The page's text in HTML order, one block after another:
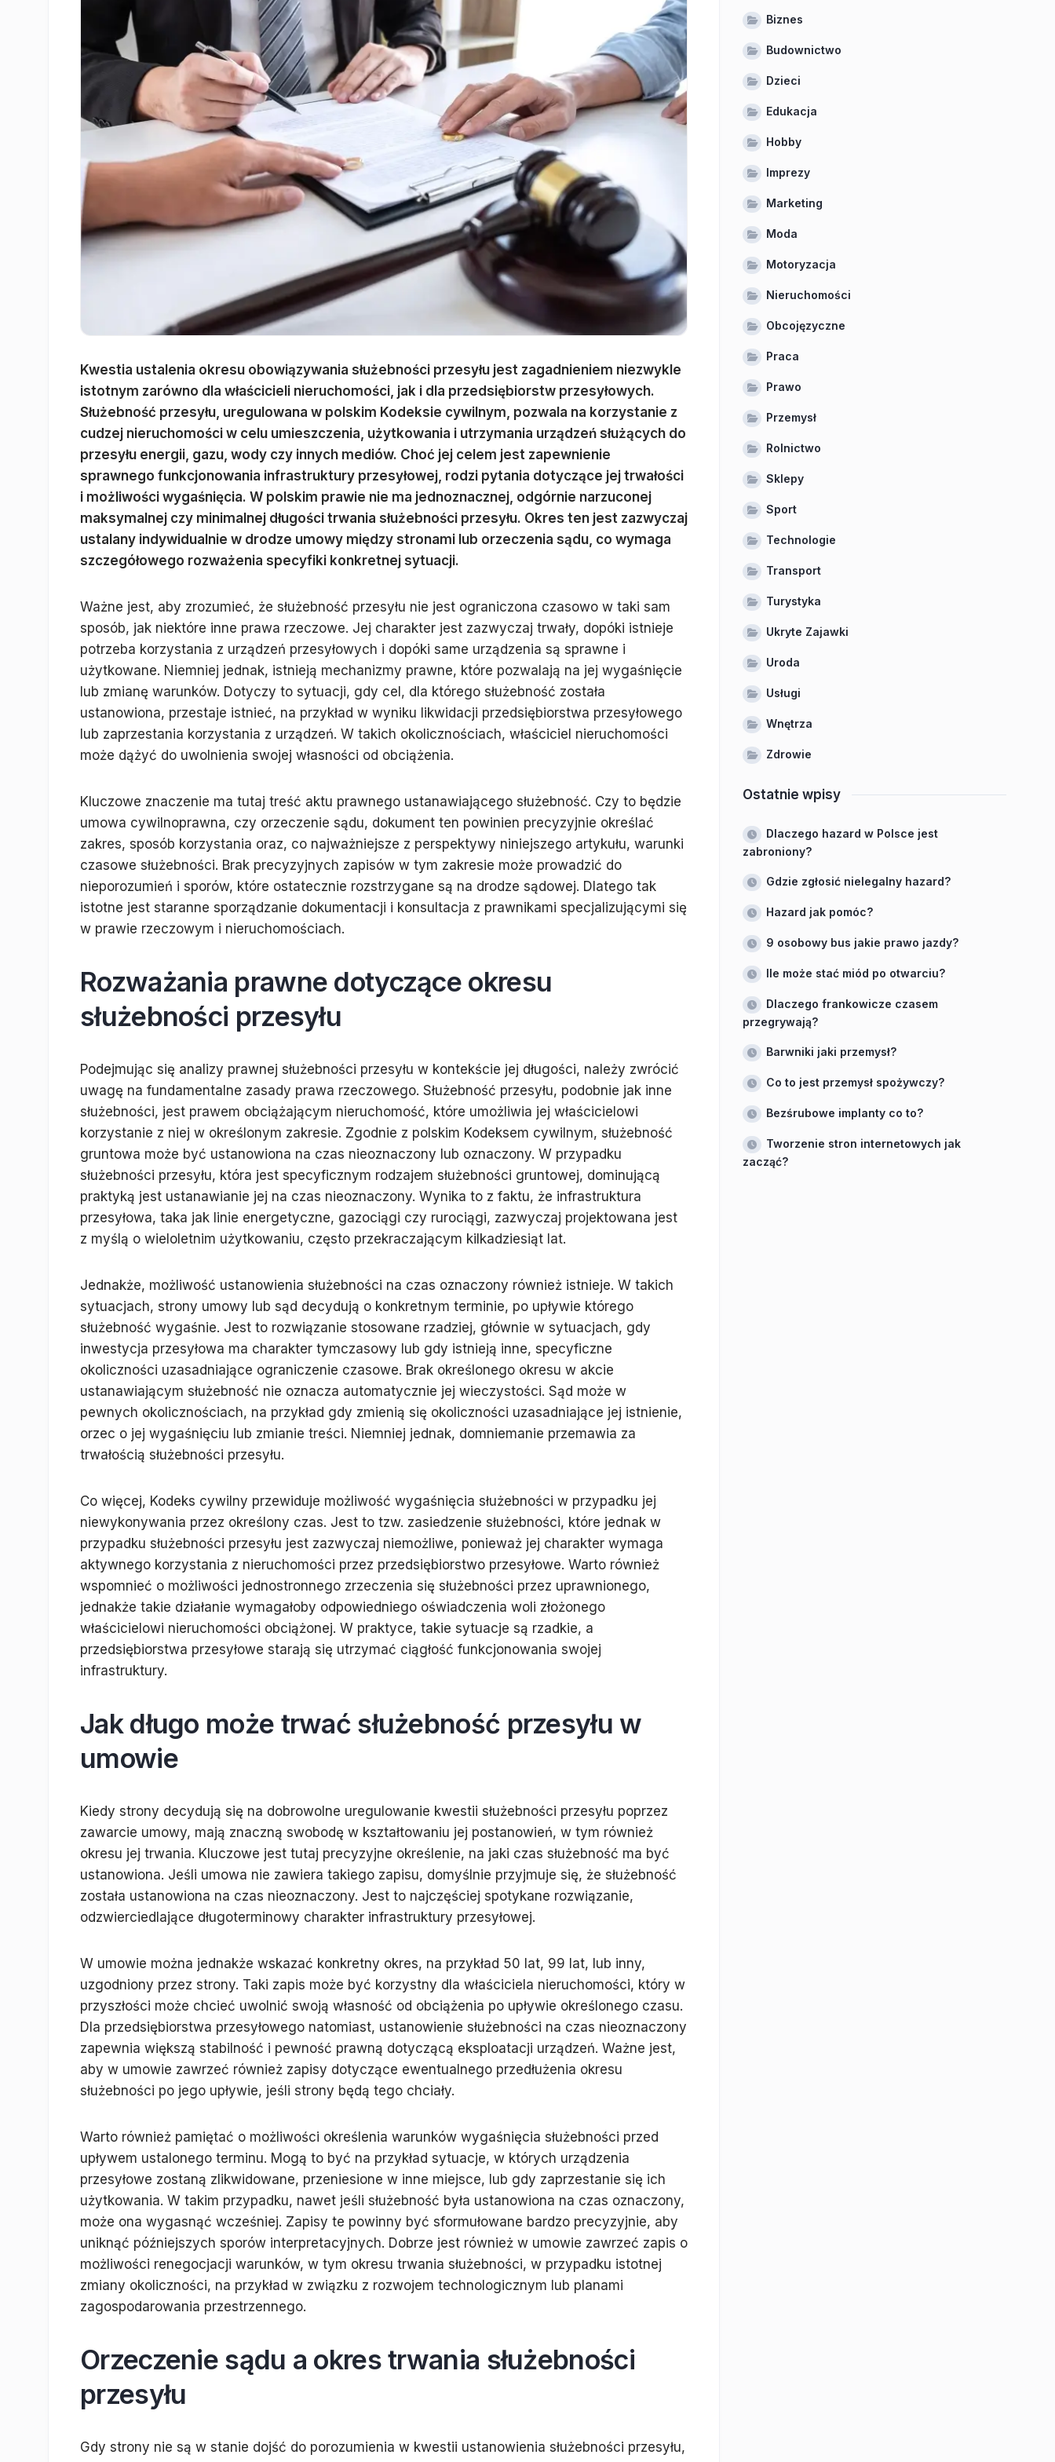
Kwestia ustalenia okresu obowiązywania służebności przesyłu jest zagadnieniem niezwykle
istotnym zarówno dla właścicieli nieruchomości, jak i dla przedsiębiorstw przesyłowych.
Służebność przesyłu, uregulowana w polskim Kodeksie cywilnym, pozwala na korzystanie z
cudzej nieruchomości w celu umieszczenia, użytkowania i utrzymania urządzeń służących do
przesyłu energii, gazu, wody czy innych mediów. Choć jej celem jest zapewnienie
sprawnego funkcjonowania infrastruktury przesyłowej, rodzi pytania dotyczące jej trwałości
i możliwości wygaśnięcia. W polskim prawie nie ma jednoznacznej, odgórnie narzuconej
maksymalnej czy minimalnej długości trwania służebności przesyłu. Okres ten jest zazwyczaj
ustalany indywidualnie w drodze umowy między stronami lub orzeczenia sądu, co wymaga
szczegółowego rozważenia specyfiki konkretnej sytuacji.
Ważne jest, aby zrozumieć, że służebność przesyłu nie jest ograniczona czasowo w taki sam
sposób, jak niektóre inne prawa rzeczowe. Jej charakter jest zazwyczaj trwały, dopóki istnieje
potrzeba korzystania z urządzeń przesyłowych i dopóki same urządzenia są sprawne i
użytkowane. Niemniej jednak, istnieją mechanizmy prawne, które pozwalają na jej wygaśnięcie
lub zmianę warunków. Dotyczy to sytuacji, gdy cel, dla którego służebność została
ustanowiona, przestaje istnieć, na przykład w wyniku likwidacji przedsiębiorstwa przesyłowego
lub zaprzestania korzystania z urządzeń. W takich okolicznościach, właściciel nieruchomości
może dążyć do uwolnienia swojej własności od obciążenia.
Kluczowe znaczenie ma tutaj treść aktu prawnego ustanawiającego służebność. Czy to będzie
umowa cywilnoprawna, czy orzeczenie sądu, dokument ten powinien precyzyjnie określać
zakres, sposób korzystania oraz, co najważniejsze z perspektywy niniejszego artykułu, warunki
czasowe służebności. Brak precyzyjnych zapisów w tym zakresie może prowadzić do
nieporozumień i sporów, które ostatecznie rozstrzygane są na drodze sądowej. Dlatego tak
istotne jest staranne sporządzanie dokumentacji i konsultacja z prawnikami specjalizującymi się
w prawie rzeczowym i nieruchomościach.
Rozważania prawne dotyczące okresu
służebności przesyłu
Podejmując się analizy prawnej służebności przesyłu w kontekście jej długości, należy zwrócić
uwagę na fundamentalne zasady prawa rzeczowego. Służebność przesyłu, podobnie jak inne
służebności, jest prawem obciążającym nieruchomość, które umożliwia jej właścicielowi
korzystanie z niej w określonym zakresie. Zgodnie z polskim Kodeksem cywilnym, służebność
gruntowa może być ustanowiona na czas nieoznaczony lub oznaczony. W przypadku
służebności przesyłu, która jest specyficznym rodzajem służebności gruntowej, dominującą
praktyką jest ustanawianie jej na czas nieoznaczony. Wynika to z faktu, że infrastruktura
przesyłowa, taka jak linie energetyczne, gazociągi czy rurociągi, zazwyczaj projektowana jest
z myślą o wieloletnim użytkowaniu, często przekraczającym kilkadziesiąt lat.
Jednakże, możliwość ustanowienia służebności na czas oznaczony również istnieje. W takich
sytuacjach, strony umowy lub sąd decydują o konkretnym terminie, po upływie którego
służebność wygaśnie. Jest to rozwiązanie stosowane rzadziej, głównie w sytuacjach, gdy
inwestycja przesyłowa ma charakter tymczasowy lub gdy istnieją inne, specyficzne
okoliczności uzasadniające ograniczenie czasowe. Brak określonego okresu w akcie
ustanawiającym służebność nie oznacza automatycznie jej wieczystości. Sąd może w
pewnych okolicznościach, na przykład gdy zmienią się okoliczności uzasadniające jej istnienie,
orzec o jej wygaśnięciu lub zmianie treści. Niemniej jednak, domniemanie przemawia za
trwałością służebności przesyłu.
Co więcej, Kodeks cywilny przewiduje możliwość wygaśnięcia służebności w przypadku jej
niewykonywania przez określony czas. Jest to tzw. zasiedzenie służebności, które jednak w
przypadku służebności przesyłu jest zazwyczaj niemożliwe, ponieważ jej charakter wymaga
aktywnego korzystania z nieruchomości przez przedsiębiorstwo przesyłowe. Warto również
wspomnieć o możliwości jednostronnego zrzeczenia się służebności przez uprawnionego,
jednakże takie działanie wymagałoby odpowiedniego oświadczenia woli złożonego
właścicielowi nieruchomości obciążonej. W praktyce, takie sytuacje są rzadkie, a
przedsiębiorstwa przesyłowe starają się utrzymać ciągłość funkcjonowania swojej
infrastruktury.
Jak długo może trwać służebność przesyłu w
umowie
Kiedy strony decydują się na dobrowolne uregulowanie kwestii służebności przesyłu poprzez
zawarcie umowy, mają znaczną swobodę w kształtowaniu jej postanowień, w tym również
okresu jej trwania. Kluczowe jest tutaj precyzyjne określenie, na jaki czas służebność ma być
ustanowiona. Jeśli umowa nie zawiera takiego zapisu, domyślnie przyjmuje się, że służebność
została ustanowiona na czas nieoznaczony. Jest to najczęściej spotykane rozwiązanie,
odzwierciedlające długoterminowy charakter infrastruktury przesyłowej.
W umowie można jednakże wskazać konkretny okres, na przykład 50 lat, 99 lat, lub inny,
uzgodniony przez strony. Taki zapis może być korzystny dla właściciela nieruchomości, który w
przyszłości może chcieć uwolnić swoją własność od obciążenia po upływie określonego czasu.
Dla przedsiębiorstwa przesyłowego natomiast, ustanowienie służebności na czas nieoznaczony
zapewnia większą stabilność i pewność prawną dotyczącą eksploatacji urządzeń. Ważne jest,
aby w umowie zawrzeć również zapisy dotyczące ewentualnego przedłużenia okresu
służebności po jego upływie, jeśli strony będą tego chciały.
Warto również pamiętać o możliwości określenia warunków wygaśnięcia służebności przed
upływem ustalonego terminu. Mogą to być na przykład sytuacje, w których urządzenia
przesyłowe zostaną zlikwidowane, przeniesione w inne miejsce, lub gdy zaprzestanie się ich
użytkowania. W takim przypadku, nawet jeśli służebność była ustanowiona na czas oznaczony,
może ona wygasnąć wcześniej. Zapisy te powinny być sformułowane bardzo precyzyjnie, aby
uniknąć późniejszych sporów interpretacyjnych. Dobrze jest również w umowie zawrzeć zapis o
możliwości renegocjacji warunków, w tym okresu trwania służebności, w przypadku istotnej
zmiany okoliczności, na przykład w związku z rozwojem technologicznym lub planami
zagospodarowania przestrzennego.
Orzeczenie sądu a okres trwania służebności
przesyłu
Gdy strony nie są w stanie dojść do porozumienia w kwestii ustanowienia służebności przesyłu,
Biznes
Budownictwo
Dzieci
Edukacja
Hobby
Imprezy
Marketing
Moda
Motoryzacja
Nieruchomości
Obcojęzyczne
Praca
Prawo
Przemysł
Rolnictwo
Sklepy
Sport
Technologie
Transport
Turystyka
Ukryte Zajawki
Uroda
Usługi
Wnętrza
Zdrowie
Ostatnie wpisy
Dlaczego hazard w Polsce jest
zabroniony?
Gdzie zgłosić nielegalny hazard?
Hazard jak pomóc?
9 osobowy bus jakie prawo jazdy?
Ile może stać miód po otwarciu?
Dlaczego frankowicze czasem
przegrywają?
Barwniki jaki przemysł?
Co to jest przemysł spożywczy?
Bezśrubowe implanty co to?
Tworzenie stron internetowych jak
zacząć?